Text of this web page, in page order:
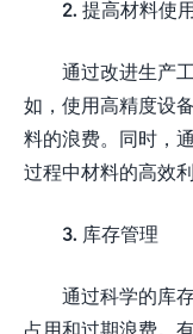
2. 提高材料使
通过改进生产
如，使用高精度设
料的浪费。同时，
过程中材料的高效利
3. 库存管理
通过科学的库
占用和过期浪费。